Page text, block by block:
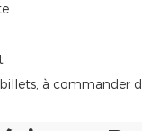
à commander